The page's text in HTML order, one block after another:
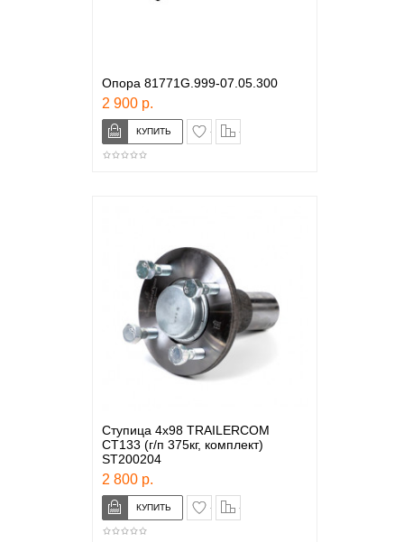
Опора 81771G.999-07.05.300
2 900 р.
в закладки
Ступица 4х98 TRAILERCOM
CT133 (г/п 375кг, комплект)
ST200204
2 800 р.
в закладки